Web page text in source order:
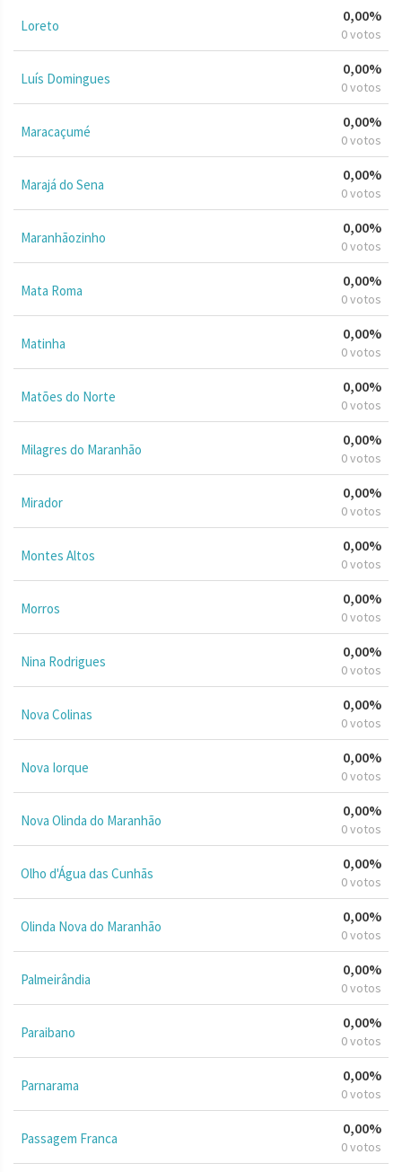
Loreto
0,00%
0 votos
Luís Domingues
0,00%
0 votos
Maracaçumé
0,00%
0 votos
Marajá do Sena
0,00%
0 votos
Maranhãozinho
0,00%
0 votos
Mata Roma
0,00%
0 votos
Matinha
0,00%
0 votos
Matões do Norte
0,00%
0 votos
Milagres do Maranhão
0,00%
0 votos
Mirador
0,00%
0 votos
Montes Altos
0,00%
0 votos
Morros
0,00%
0 votos
Nina Rodrigues
0,00%
0 votos
Nova Colinas
0,00%
0 votos
Nova Iorque
0,00%
0 votos
Nova Olinda do Maranhão
0,00%
0 votos
Olho d'Água das Cunhãs
0,00%
0 votos
Olinda Nova do Maranhão
0,00%
0 votos
Palmeirândia
0,00%
0 votos
Paraibano
0,00%
0 votos
Parnarama
0,00%
0 votos
Passagem Franca
0,00%
0 votos